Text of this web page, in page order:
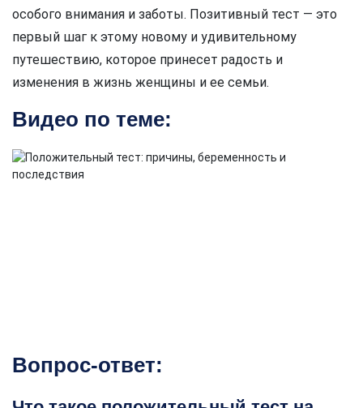
особого внимания и заботы. Позитивный тест — это
первый шаг к этому новому и удивительному
путешествию, которое принесет радость и
изменения в жизнь женщины и ее семьи.
Видео по теме:
Вопрос-ответ: